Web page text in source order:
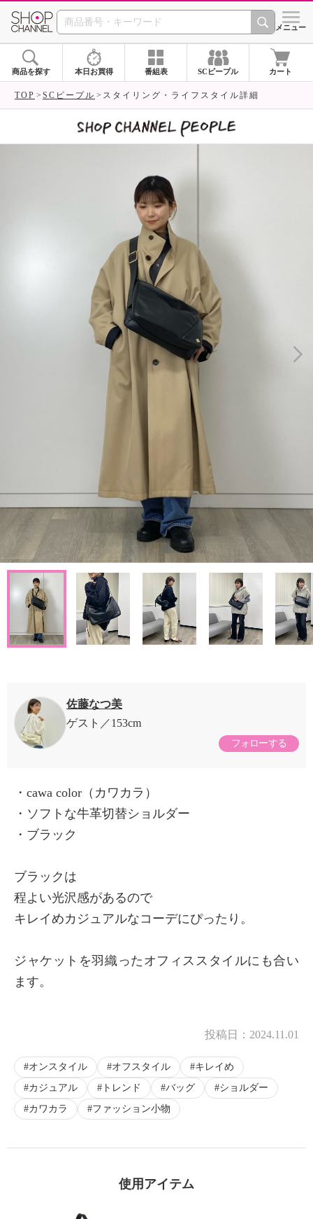
SHOP CHANNEL シメニュー
商品を探す 本日お買得 番組表 SCピープル カート
TOP SCピープル スタイリング・ライフスタイル詳細
佐藤なつ美
ゲスト
153cm
フォローする
・cawa color（カワカラ）
・ソフトな牛革切替ショルダー
・ブラック
ブラックは
程よい光沢感があるので
キレイめカジュアルなコーデにぴったり。
ジャケットを羽織ったオフィススタイルにも合い
ます。
投稿日： 2024.11.01
オンスタイル オフスタイル
キレイめ
カジュアル
トレンド バッグ
ショルダー
カワカラ
ファッション小物
使用アイテム